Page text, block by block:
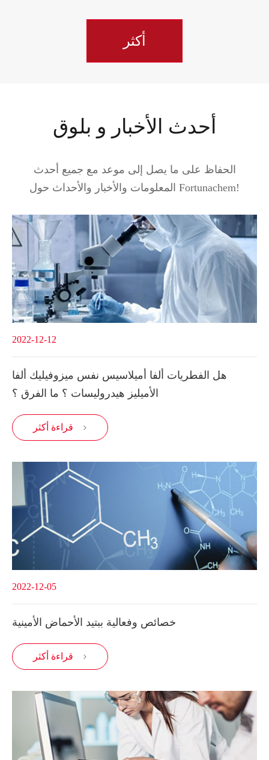
أكثر
أحدث الأخبار و بلوق
الحفاظ على ما يصل إلى موعد مع جميع أحدث
المعلومات والأخبار والأحداث حول Fortunachem!
2022-12-12
هل الفطريات ألفا أميلاسيس نفس ميزوفيليك ألفا
الأميليز هيدروليسات ؟ ما الفرق ؟
قراءة أكثر 
2022-12-05
خصائص وفعالية ببتيد الأحماض الأمينية
قراءة أكثر 